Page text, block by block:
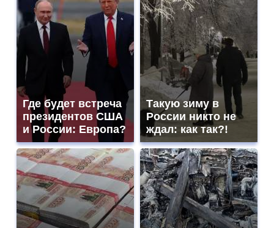
Где будет встреча
президентов США
и России: Европа?
Такую зиму в
России никто не
ждал: как так?!